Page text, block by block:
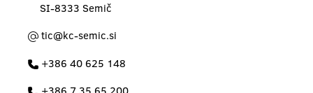
SI-8333 Semič
tic@kc-semic.si
+386 40 625 148
+386 7 35 65 200